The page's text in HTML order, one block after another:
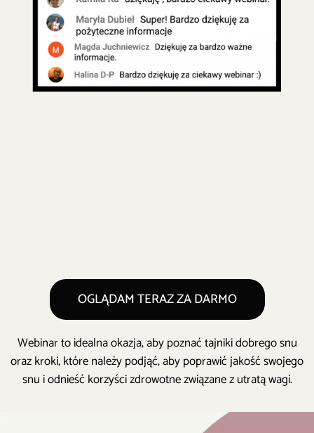
OGLĄDAM TERAZ ZA DARMO
Webinar to idealna okazja, aby poznać tajniki dobrego snu
oraz kroki, które należy podjąć, aby poprawić jakość swojego
snu i odnieść korzyści zdrowotne związane z utratą wagi.